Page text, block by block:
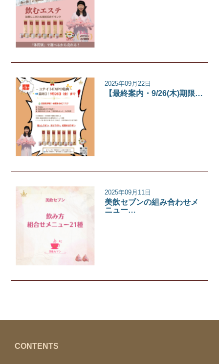
2025年09月22日
【最終案内・9/26(木)期限…
2025年09月11日
美飲セブンの組み合わせメ
ニュー…
CONTENTS